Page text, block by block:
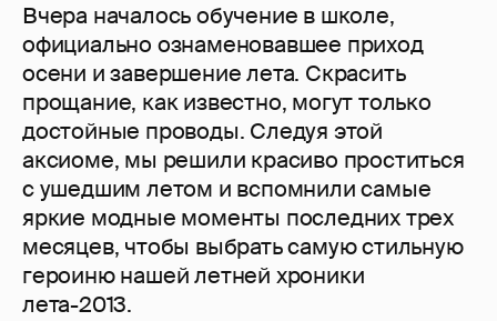
Вчера началось обучение в школе,
официально ознаменовавшее приход
осени и завершение лета. Скрасить
прощание, как известно, могут только
достойные проводы. Следуя этой
аксиоме, мы решили красиво проститься
с ушедшим летом и вспомнили самые
яркие модные моменты последних трех
месяцев, чтобы выбрать самую стильную
героиню нашей летней хроники
лета-2013.